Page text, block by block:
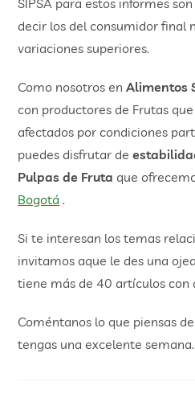
SIPSA para estos informes
decir los del consumidor final
variaciones superiores.
Como nosotros enAlimentos
con productores de Frutas
afectados por condiciones
puedes disfrutar de
Pulpas de Fruta que
Bogotá .
Si te interesan los temas
invitamos aque le des una
tiene más de 40 artículos con
Coméntanos lo que piensas
tengas una excelente semana.